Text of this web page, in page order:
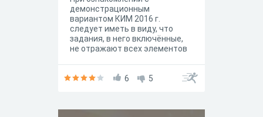
демонстрационным
вариантом КИМ 2016 г.
следует иметь в виду, что
задания, в него включённые,
не отражают всех элементов
вариантов КИМ в 2016 г.
дать возможность любому
6 5